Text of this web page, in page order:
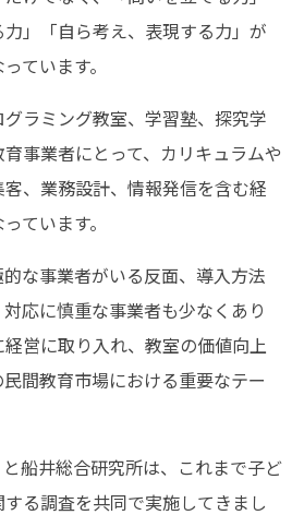
力」「自ら考え、表現する力」が
ています。
ラミング教室、学習塾、探究学
事業者にとって、カリキュラムや
、業務設計、情報発信を含む経
ています。
な事業者がいる反面、導入方法
応に慎重な事業者も少なくあり
営に取り入れ、教室の価値向上
間教育市場における重要なテー
船井総合研究所は、これまで子ど
る調査を共同で実施してきまし